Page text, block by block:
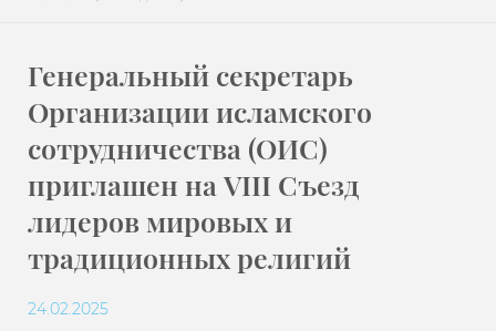
Генеральный секретарь
Организации исламского
сотрудничества (ОИС)
приглашен на VIII Съезд
лидеров мировых и
традиционных религий
24.02.2025